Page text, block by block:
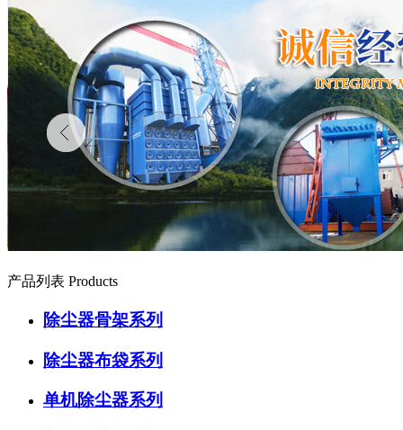
产品列表 Products
除尘器骨架系列
除尘器布袋系列
单机除尘器系列